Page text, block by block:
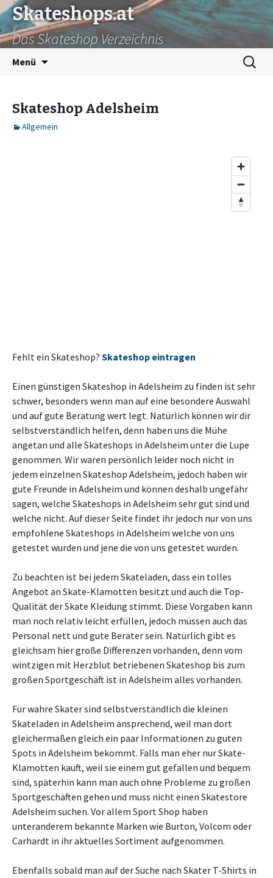
Skateshops.at
Das Skateshop Verzeichnis
Menü
Suchen
nach:
Skateshop Adelsheim
Allgemein
Fehlt ein Skateshop? Skateshop eintragen
Einen günstigen Skateshop in Adelsheim zu finden ist sehr
schwer, besonders wenn man auf eine besondere Auswahl
und auf gute Beratung wert legt. Natürlich können wir dir
selbstverständlich helfen, denn haben uns die Mühe
angetan und alle Skateshops in Adelsheim unter die Lupe
genommen. Wir waren persönlich leider noch nicht in
jedem einzelnen Skateshop Adelsheim, jedoch haben wir
gute Freunde in Adelsheim und können deshalb ungefähr
sagen, welche Skateshops in Adelsheim sehr gut sind und
welche nicht. Auf dieser Seite findet ihr jedoch nur von uns
empfohlene Skateshops in Adelsheim welche von uns
getestet wurden und jene die von uns getestet wurden.
Zu beachten ist bei jedem Skateladen, dass ein tolles
Angebot an Skate-Klamotten besitzt und auch die Top-
Qualität der Skate Kleidung stimmt. Diese Vorgaben kann
man noch relativ leicht erfüllen, jedoch müssen auch das
Personal nett und gute Berater sein. Natürlich gibt es
gleichsam hier große Differenzen vorhanden, denn vom
wintzigen mit Herzblut betriebenen Skateshop bis zum
großen Sportgeschäft ist in Adelsheim alles vorhanden.
Für wahre Skater sind selbstverständlich die kleinen
Skateladen in Adelsheim ansprechend, weil man dort
gleichermaßen gleich ein paar Informationen zu guten
Spots in Adelsheim bekommt. Falls man eher nur Skate-
Klamotten kauft, weil sie einem gut gefallen und bequem
sind, späterhin kann man auch ohne Probleme zu großen
Sportgeschäften gehen und muss nicht einen Skatestore
Adelsheim suchen. Vor allem Sport Shop haben
unteranderem bekannte Marken wie Burton, Volcom oder
Carhardt in ihr aktuelles Sortiment aufgenommen.
Ebenfalls sobald man auf der Suche nach Skater T-Shirts in